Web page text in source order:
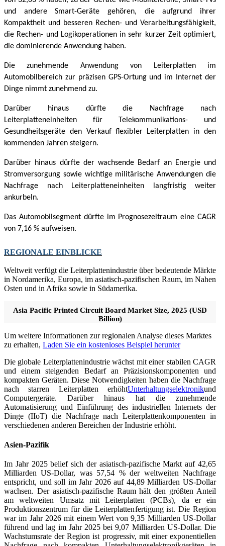
und andere Smart-Geräte gehören, die aufgrund ihrer
Kompaktheit und besseren Rechen- und Verarbeitungsfähigkeit,
die Rechen- und Logikoperationen in sehr kurzer Zeit optimiert,
die dominierende Anwendung haben.
Die zunehmende Anwendung von Leiterplatten im
Automobilbereich zur präzisen GPS-Ortung und im Internet der
Dinge nimmt zunehmend zu.
Darüber hinaus dürfte die Nachfrage nach
Leiterplatteneinheiten für Telekommunikations- und
Gesundheitsgeräte den Verkauf flexibler Leiterplatten in den
kommenden Jahren steigern.
Darüber hinaus dürfte der wachsende Bedarf an Energie und
Stromversorgung sowie wichtige militärische Anwendungen die
Nachfrage nach Leiterplatteneinheiten langfristig weiter
ankurbeln.
Das Automobilsegment dürfte im Prognosezeitraum eine CAGR
von 7,16 % aufweisen.
REGIONALE EINBLICKE
Weltweit verfügt die Leiterplattenindustrie über bedeutende Märkte
in Nordamerika, Europa, im asiatisch-pazifischen Raum, im Nahen
Osten und in Afrika sowie in Südamerika.
Asia Pacific Printed Circuit Board Market Size, 2025 (USD
Billion)
Um weitere Informationen zur regionalen Analyse dieses Marktes
zu erhalten, Laden Sie ein kostenloses Beispiel herunter
Die globale Leiterplattenindustrie wächst mit einer stabilen CAGR
und einem steigenden Bedarf an Präzisionskomponenten und
kompakten Geräten. Diese Notwendigkeiten haben die Nachfrage
nach starren Leiterplatten erhöhtUnterhaltungselektronikund
Computergeräte. Darüber hinaus hat die zunehmende
Automatisierung und Einführung des industriellen Internets der
Dinge (IIoT) die Nachfrage nach Leiterplattenkomponenten in
verschiedenen anderen Bereichen der Industrie erhöht.
Asien-Pazifik
Im Jahr 2025 belief sich der asiatisch-pazifische Markt auf 42,65
Milliarden US-Dollar, was 57,54 % der weltweiten Nachfrage
entspricht, und soll im Jahr 2026 auf 44,89 Milliarden US-Dollar
wachsen. Der asiatisch-pazifische Raum hält den größten Anteil
am weltweiten Umsatz mit Leiterplatten (PCBs), da er ein
Produktionszentrum für die Leiterplattenfertigung ist. Die Region
war im Jahr 2026 mit einem Wert von 9,35 Milliarden US-Dollar
führend und lag im Jahr 2025 bei 9,07 Milliarden US-Dollar. Die
Wachstumsrate der Region ist progressiv, mit einer exponentiellen